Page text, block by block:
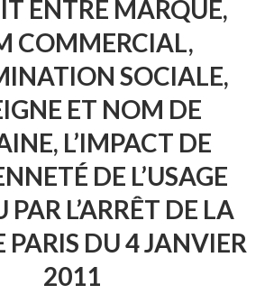
ENTRE MARQUE,
COMMERCIAL,
SOCIALE,
ET NOM DE
L’IMPACT DE
DE L’USAGE
PAR L’ARRÊT DE LA
PARIS DU 4 JANVIER
2011